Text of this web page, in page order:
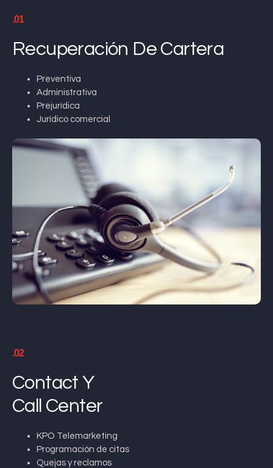
.01
Recuperación De Cartera
Preventiva
Administrativa
Prejurídica
Jurídico comercial
.02
Contact Y
Call Center
KPO Telemarketing
Programación de citas
Quejas y reclamos